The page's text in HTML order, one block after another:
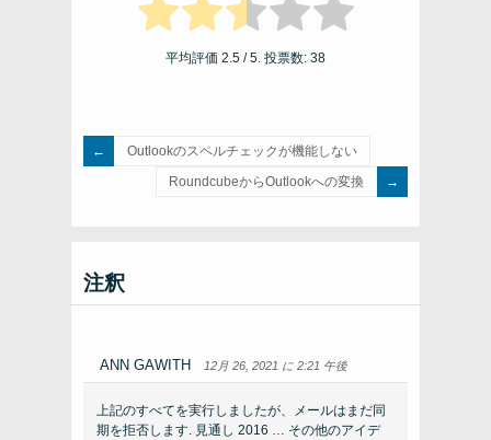
平均評価 2.5 / 5. 投票数: 38
Outlookのスペルチェックが機能しない
RoundcubeからOutlookへの変換
注釈
ANN GAWITH 12月 26, 2021 に 2:21 午後
上記のすべてを実行しましたが、メールはまだ同
期を拒否します. 見通し 2016 … その他のアイデ